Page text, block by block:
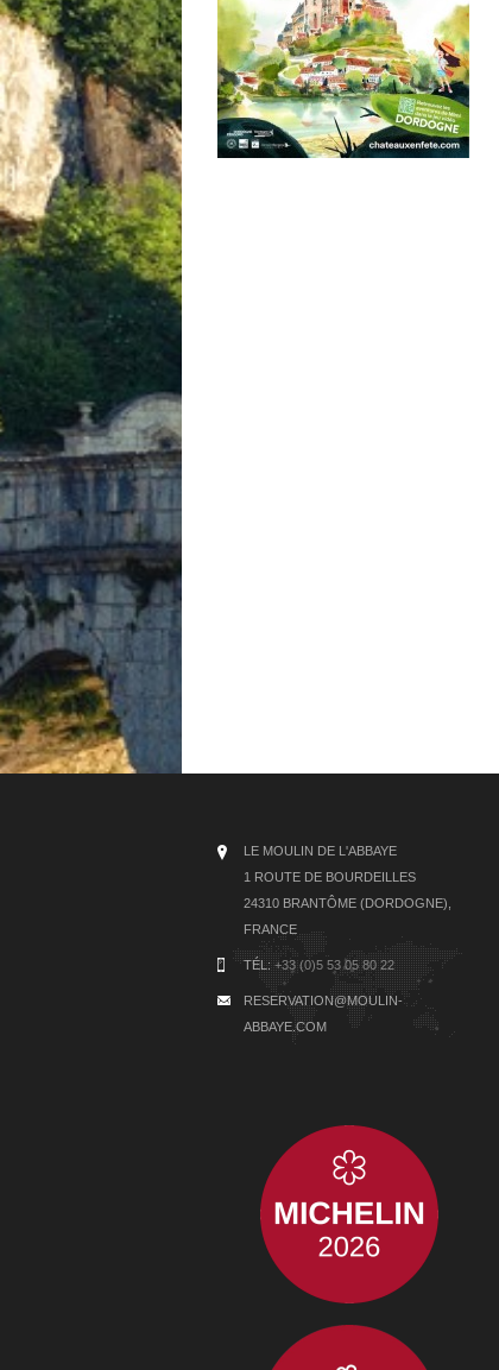
LE MOULIN DE L'ABBAYE
1 ROUTE DE BOURDEILLES
24310 BRANTÔME (DORDOGNE),
FRANCE
TÉL:+33 (0)5 53 05 80 22
RESERVATION@MOULIN-
ABBAYE.COM